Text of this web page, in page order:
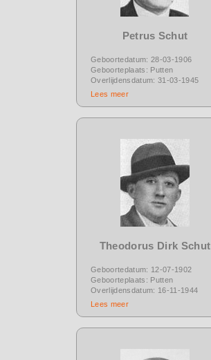
Petrus Schut
Geboortedatum: 28-03-1906
Geboorteplaats: Putten
Overlijdensdatum: 31-03-1945
Lees meer
Theodorus Dirk Schut
Geboortedatum: 12-07-1902
Geboorteplaats: Putten
Overlijdensdatum: 16-11-1944
Lees meer